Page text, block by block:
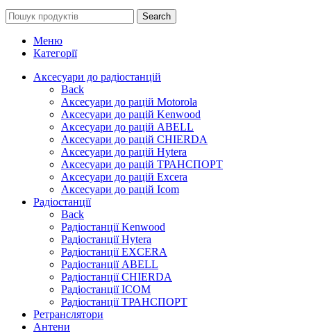
Search
Меню
Категорії
Аксесуари до радіостанцій
Back
Аксесуари до рацій Motorola
Аксесуари до рацій Kenwood
Аксесуари до рацій ABELL
Аксесуари до рацій CHIERDA
Аксесуари до рацій Hytera
Аксесуари до рацій ТРАНСПОРТ
Аксесуари до рацій Excera
Аксесуари до рацій Icom
Радіостанції
Back
Радіостанції Kenwood
Радіостанції Hytera
Радіостанції EXCERA
Радіостанції ABELL
Радіостанції CHIERDA
Радіостанції ICOM
Радіостанції ТРАНСПОРТ
Ретранслятори
Антени